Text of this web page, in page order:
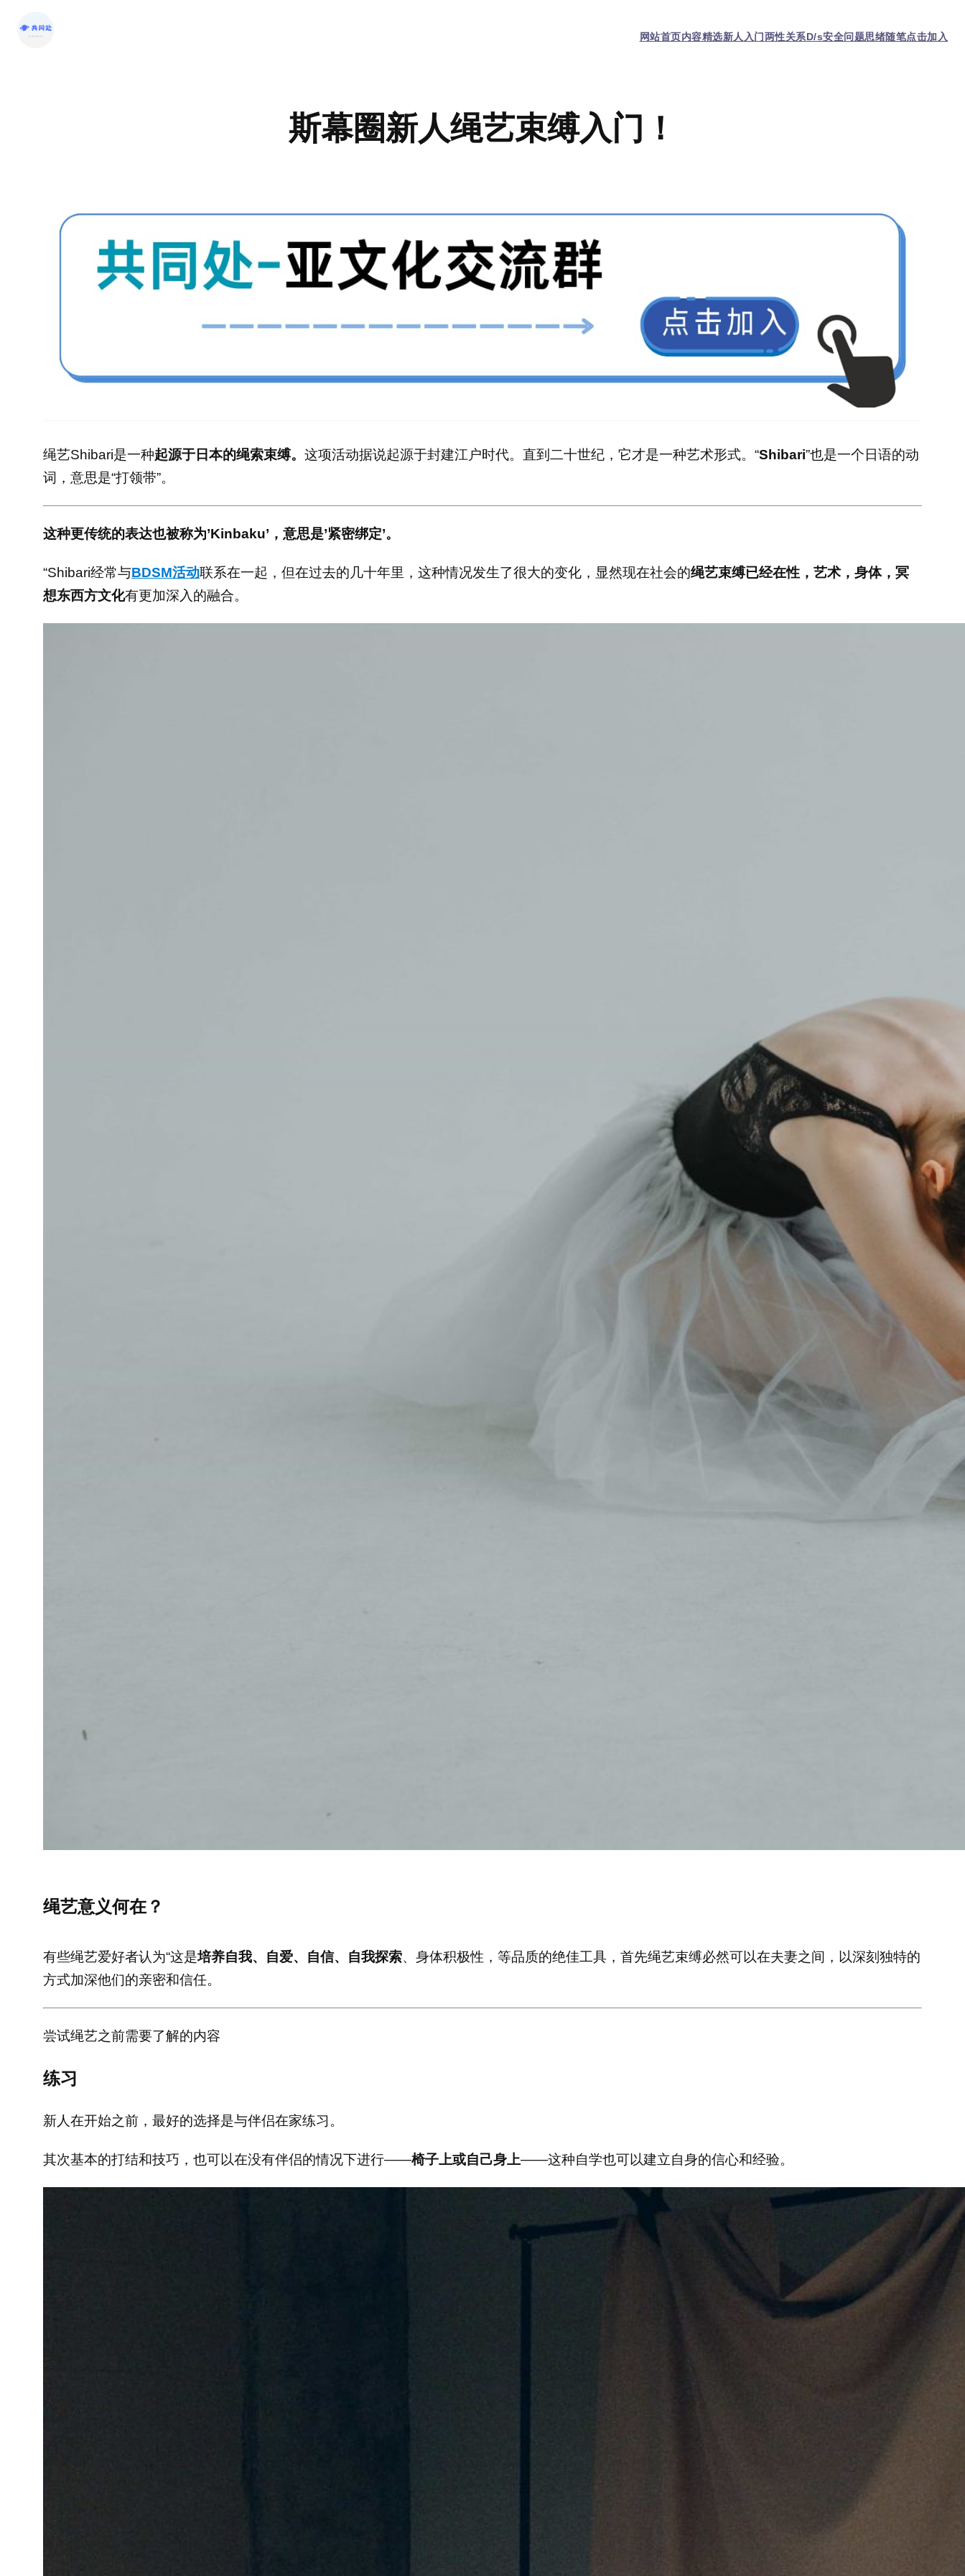
网站首页内容精选新人入门两性关系D/s安全问题思绪随笔点击加入
斯幕圈新人绳艺束缚入门！
绳艺Shibari是一种起源于日本的绳索束缚。 这项活动据说起源于封建江户时代。直到二十世纪，它才是一种艺术形式。“Shibari”也是一个日语的动
词，意思是“打领带”。
这种更传统的表达也被称为’Kinbaku’，意思是’紧密绑定’。
“Shibari经常与BDSM活动联系在一起，但在过去的几十年里，这种情况发生了很大的变化，显然现在社会的绳艺束缚已经在性，艺术，身体，冥
想东西方文化有更加深入的融合。
绳艺意义何在？
有些绳艺爱好者认为“这是培养自我、自爱、自信、自我探索、身体积极性，等品质的绝佳工具，首先绳艺束缚必然可以在夫妻之间，以深刻独特的
方式加深他们的亲密和信任。
尝试绳艺之前需要了解的内容
练习
新人在开始之前，最好的选择是与伴侣在家练习。
其次基本的打结和技巧，也可以在没有伴侣的情况下进行——椅子上或自己身上——这种自学也可以建立自身的信心和经验。